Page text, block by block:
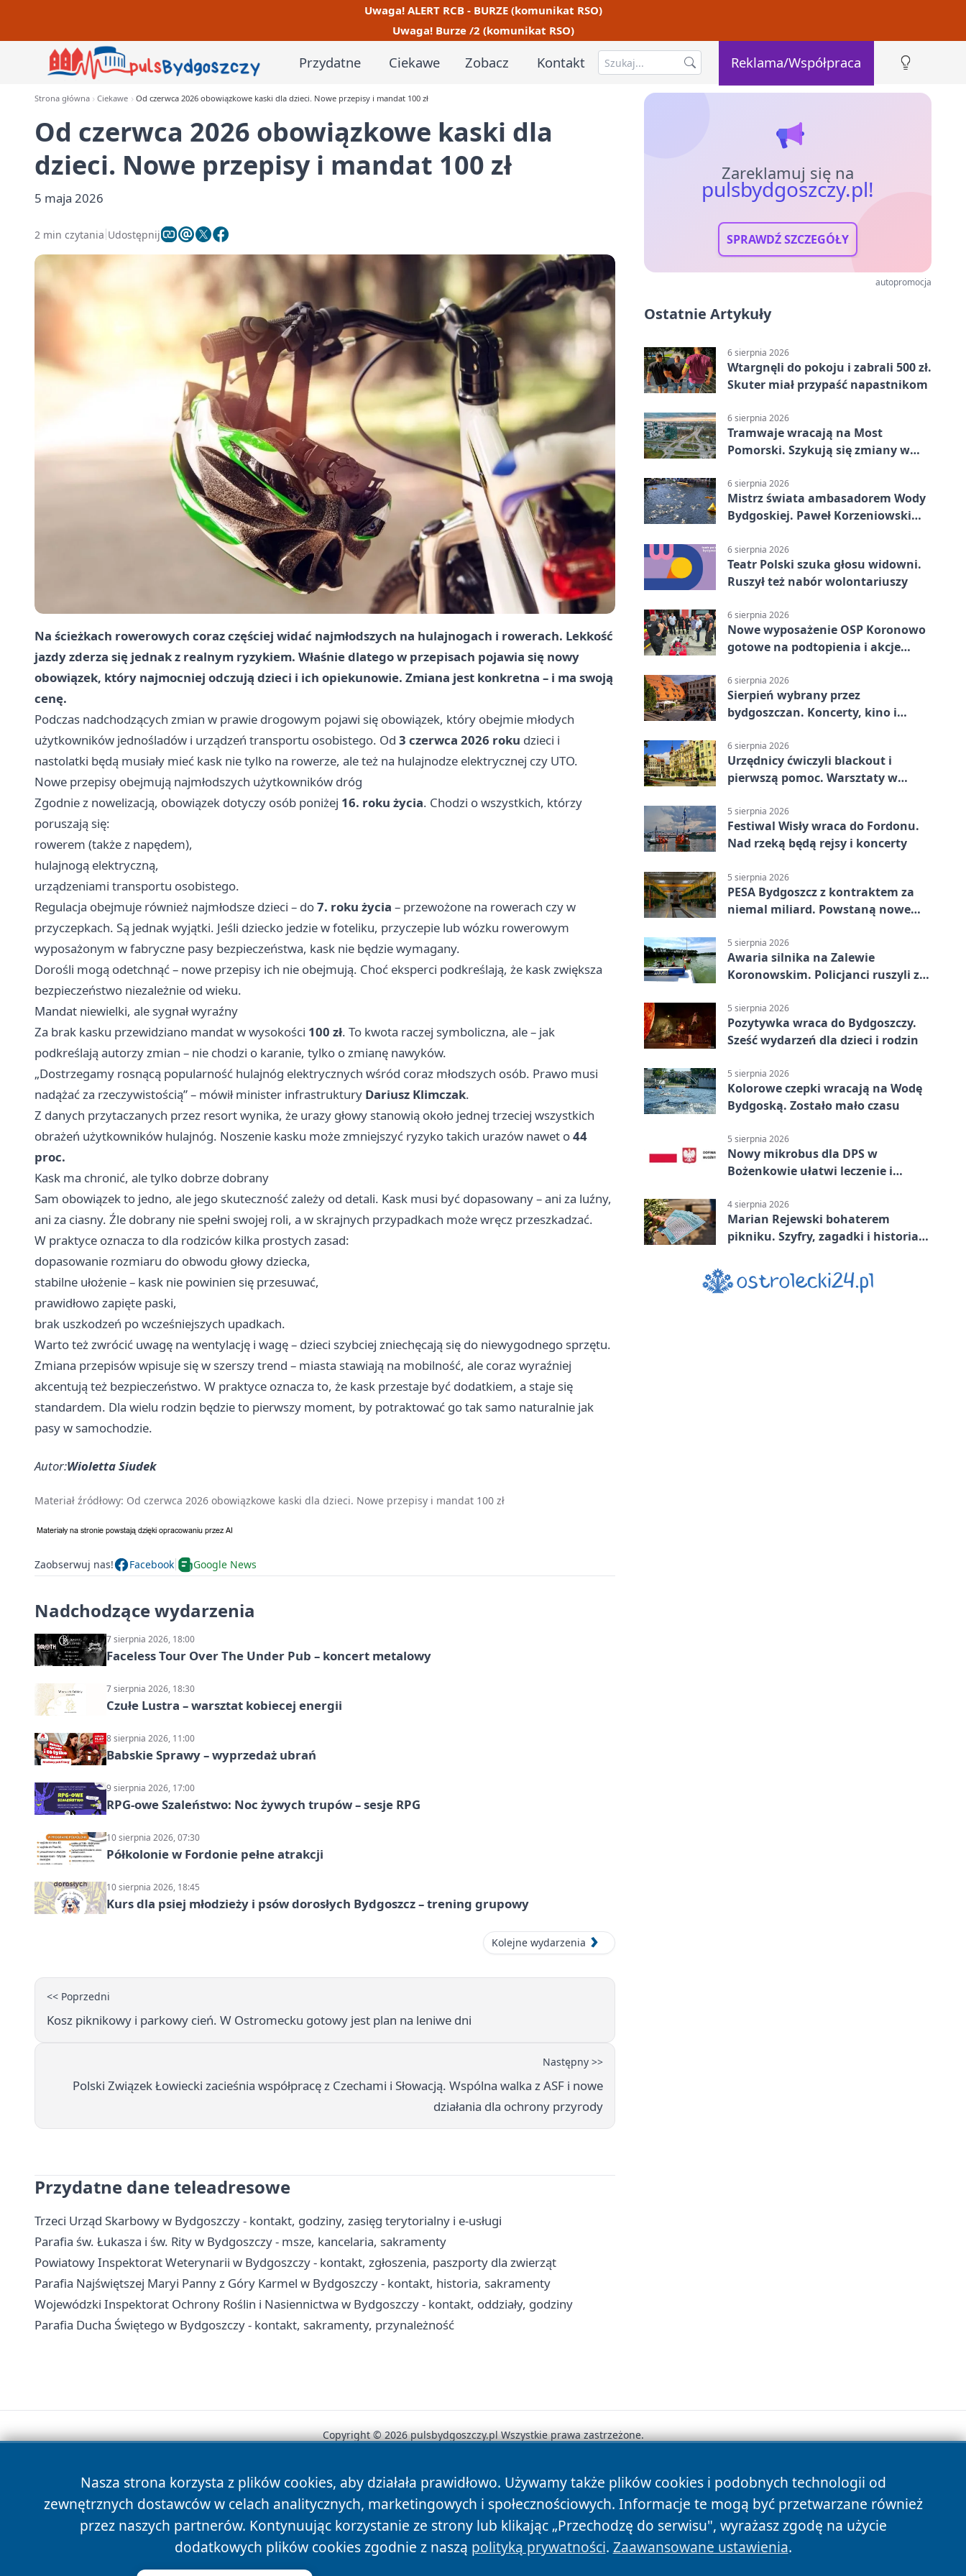
Uwaga! ALERT RCB - BURZE (komunikat RSO)
Uwaga! Burze /2 (komunikat RSO)
Przydatne Ciekawe Zobacz Kontakt Reklama/Współpraca
Strona główna Ciekawe Od czerwca 2026 obowiązkowe kaski dla dzieci. Nowe przepisy i mandat 100 zł
Od czerwca 2026 obowiązkowe kaski dla
dzieci. Nowe przepisy i mandat 100 zł
5 maja 2026
2 min czytania Udostępnij
Na ścieżkach rowerowych coraz częściej widać najmłodszych na hulajnogach i rowerach. Lekkość
jazdy zderza się jednak z realnym ryzykiem. Właśnie dlatego w przepisach pojawia się nowy
obowiązek, który najmocniej odczują dzieci i ich opiekunowie. Zmiana jest konkretna – i ma swoją
cenę.
Podczas nadchodzących zmian w prawie drogowym pojawi się obowiązek, który obejmie młodych
użytkowników jednośladów i urządzeń transportu osobistego. Od 3 czerwca 2026 roku dzieci i
nastolatki będą musiały mieć kask nie tylko na rowerze, ale też na hulajnodze elektrycznej czy UTO.
Nowe przepisy obejmują najmłodszych użytkowników dróg
Zgodnie z nowelizacją, obowiązek dotyczy osób poniżej 16. roku życia. Chodzi o wszystkich, którzy
poruszają się:
rowerem (także z napędem),
hulajnogą elektryczną,
urządzeniami transportu osobistego.
Regulacja obejmuje również najmłodsze dzieci – do7. roku życia – przewożone na rowerach czy w
przyczepkach. Są jednak wyjątki. Jeśli dziecko jedzie w foteliku, przyczepie lub wózku rowerowym
wyposażonym w fabryczne pasy bezpieczeństwa, kask nie będzie wymagany.
Dorośli mogą odetchnąć – nowe przepisy ich nie obejmują. Choć eksperci podkreślają, że kask zwiększa
bezpieczeństwo niezależnie od wieku.
Mandat niewielki, ale sygnał wyraźny
Za brak kasku przewidziano mandat w wysokości 100 zł. To kwota raczej symboliczna, ale – jak
podkreślają autorzy zmian – nie chodzi o karanie, tylko o zmianę nawyków.
„Dostrzegamy rosnącą popularność hulajnóg elektrycznych wśród coraz młodszych osób. Prawo musi
nadążać za rzeczywistością” – mówił minister infrastruktury Dariusz Klimczak.
Z danych przytaczanych przez resort wynika, że urazy głowy stanowią około jednej trzeciej wszystkich
obrażeń użytkowników hulajnóg. Noszenie kasku może zmniejszyć ryzyko takich urazów nawet o44
proc.
Kask ma chronić, ale tylko dobrze dobrany
Sam obowiązek to jedno, ale jego skuteczność zależy od detali. Kask musi być dopasowany – ani za luźny,
ani za ciasny. Źle dobrany nie spełni swojej roli, a w skrajnych przypadkach może wręcz przeszkadzać.
W praktyce oznacza to dla rodziców kilka prostych zasad:
dopasowanie rozmiaru do obwodu głowy dziecka,
stabilne ułożenie – kask nie powinien się przesuwać,
prawidłowo zapięte paski,
brak uszkodzeń po wcześniejszych upadkach.
Warto też zwrócić uwagę na wentylację i wagę – dzieci szybciej zniechęcają się do niewygodnego sprzętu.
Zmiana przepisów wpisuje się w szerszy trend – miasta stawiają na mobilność, ale coraz wyraźniej
akcentują też bezpieczeństwo. W praktyce oznacza to, że kask przestaje być dodatkiem, a staje się
standardem. Dla wielu rodzin będzie to pierwszy moment, by potraktować go tak samo naturalnie jak
pasy w samochodzie.
Autor:Wioletta Siudek
Materiał źródłowy: Od czerwca 2026 obowiązkowe kaski dla dzieci. Nowe przepisy i mandat 100 zł
Zaobserwuj nas! Facebook Google News
Nadchodzące wydarzenia
7 sierpnia 2026, 18:00
Faceless Tour Over The Under Pub – koncert metalowy
7 sierpnia 2026, 18:30
Czułe Lustra – warsztat kobiecej energii
8 sierpnia 2026, 11:00
Babskie Sprawy – wyprzedaż ubrań
9 sierpnia 2026, 17:00
RPG-owe Szaleństwo: Noc żywych trupów – sesje RPG
10 sierpnia 2026, 07:30
Półkolonie w Fordonie pełne atrakcji
10 sierpnia 2026, 18:45
Kurs dla psiej młodzieży i psów dorosłych Bydgoszcz – trening grupowy
Kolejne wydarzenia
<< Poprzedni
Kosz piknikowy i parkowy cień. W Ostromecku gotowy jest plan na leniwe dni
Następny >>
Polski Związek Łowiecki zacieśnia współpracę z Czechami i Słowacją. Wspólna walka z ASF i nowe
działania dla ochrony przyrody
Przydatne dane teleadresowe
Trzeci Urząd Skarbowy w Bydgoszczy - kontakt, godziny, zasięg terytorialny i e-usługi
Parafia św. Łukasza i św. Rity w Bydgoszczy - msze, kancelaria, sakramenty
Powiatowy Inspektorat Weterynarii w Bydgoszczy - kontakt, zgłoszenia, paszporty dla zwierząt
Parafia Najświętszej Maryi Panny z Góry Karmel w Bydgoszczy - kontakt, historia, sakramenty
Wojewódzki Inspektorat Ochrony Roślin i Nasiennictwa w Bydgoszczy - kontakt, oddziały, godziny
Parafia Ducha Świętego w Bydgoszczy - kontakt, sakramenty, przynależność
Zareklamuj się na
pulsbydgoszczy.pl!
SPRAWDŹ SZCZEGÓŁY
autopromocja
Ostatnie Artykuły
6 sierpnia 2026
Wtargnęli do pokoju i zabrali 500 zł.
Skuter miał przypaść napastnikom
6 sierpnia 2026
Tramwaje wracają na Most
Pomorski. Szykują się zmiany w
6 sierpnia 2026
Mistrz świata ambasadorem Wody
Bydgoskiej. Paweł Korzeniowski
6 sierpnia 2026
Teatr Polski szuka głosu widowni.
Ruszył też nabór wolontariuszy
6 sierpnia 2026
Nowe wyposażenie OSP Koronowo
gotowe na podtopienia i akcje
6 sierpnia 2026
Sierpień wybrany przez
bydgoszczan. Koncerty, kino i
6 sierpnia 2026
Urzędnicy ćwiczyli blackout i
pierwszą pomoc. Warsztaty w
5 sierpnia 2026
Festiwal Wisły wraca do Fordonu.
Nad rzeką będą rejsy i koncerty
5 sierpnia 2026
PESA Bydgoszcz z kontraktem za
niemal miliard. Powstaną nowe
5 sierpnia 2026
Awaria silnika na Zalewie
Koronowskim. Policjanci ruszyli z
5 sierpnia 2026
Pozytywka wraca do Bydgoszczy.
Sześć wydarzeń dla dzieci i rodzin
5 sierpnia 2026
Kolorowe czepki wracają na Wodę
Bydgoską. Zostało mało czasu
5 sierpnia 2026
Nowy mikrobus dla DPS w
Bożenkowie ułatwi leczenie i
4 sierpnia 2026
Marian Rejewski bohaterem
pikniku. Szyfry, zagadki i historia
Nasza strona korzysta z plików cookies, aby działała prawidłowo. Używamy także plików cookies i podobnych technologii od
zewnętrznych dostawców w celach analitycznych, marketingowych i społecznościowych. Informacje te mogą być przetwarzane również
przez naszych partnerów. Kontynuując korzystanie ze strony lub klikając „Przechodzę do serwisu", wyrażasz zgodę na użycie
dodatkowych plików cookies zgodnie z naszą polityką prywatności. Zaawansowane ustawienia.
Copyright © 2026 pulsbydgoszczy.pl Wszystkie prawa zastrzeżone.
News Autorzy Polityka Prywatności Polityka Cookies